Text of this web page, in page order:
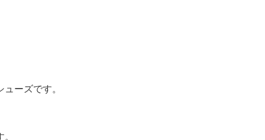
ーズです。